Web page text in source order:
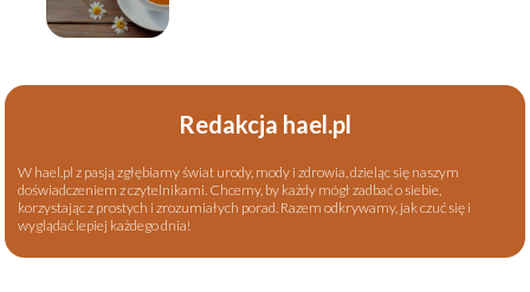
Redakcja hael.pl
W hael.pl z pasją zgłębiamy świat urody, mody i zdrowia, dzieląc się naszym
doświadczeniem z czytelnikami. Chcemy, by każdy mógł zadbać o siebie,
korzystając z prostych i zrozumiałych porad. Razem odkrywamy, jak czuć się i
wyglądać lepiej każdego dnia!